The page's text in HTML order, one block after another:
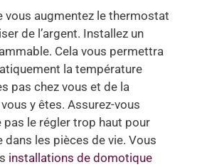
vous augmentez le thermostat
de l’argent. Installez un
Cela vous permettra
la température
pas chez vous et de la
y êtes. Assurez-vous
pas le régler trop haut pour
les pièces de vie. Vous
installations de domotique